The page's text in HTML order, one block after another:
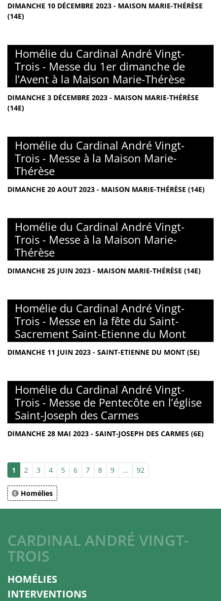
DIMANCHE 10 DÉCEMBRE 2023 - MAISON MARIE-THÉRÈSE
(14E)
Homélie du Cardinal André Vingt-
Trois - Messe du 1er dimanche de
l’Avent à la Maison Marie-Thérèse
DIMANCHE 3 DÉCEMBRE 2023 - MAISON MARIE-THÉRÈSE
(14E)
Homélie du Cardinal André Vingt-
Trois - Messe à la Maison Marie-
Thérèse
DIMANCHE 20 AOUT 2023 - MAISON MARIE-THÉRÈSE (14E)
Homélie du Cardinal André Vingt-
Trois - Messe à la Maison Marie-
Thérèse
DIMANCHE 25 JUIN 2023 - MAISON MARIE-THÉRÈSE (14E)
Homélie du Cardinal André Vingt-
Trois - Messe en la fête du Saint-
Sacrement Saint-Etienne du Mont
DIMANCHE 11 JUIN 2023 - SAINT-ETIENNE DU MONT (5E)
Homélie du Cardinal André Vingt-
Trois - Messe de Pentecôte en l’église
Saint-Joseph des Carmes
DIMANCHE 28 MAI 2023 - SAINT-JOSEPH DES CARMES (6E)
1 2 3 4 5 6 7 8 9 … 92
Homélies
CARDINAL ANDRÉ VINGT-
TROIS
HOMÉLIES
INTERVENTIONS